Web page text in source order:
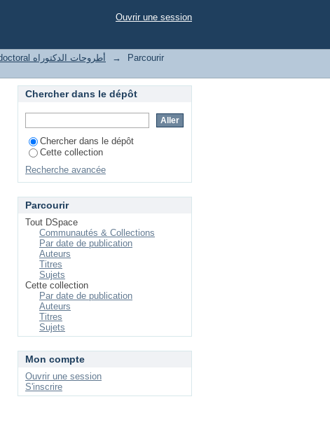
Ouvrir une session
Thesis doctoral أطروحات الدكتوراه →
Parcourir
Chercher dans le dépôt
Chercher dans le dépôt
Cette collection
Recherche avancée
Parcourir
Tout DSpace
Communautés & Collections
Par date de publication
Auteurs
Titres
Sujets
Cette collection
Par date de publication
Auteurs
Titres
Sujets
Mon compte
Ouvrir une session
S'inscrire